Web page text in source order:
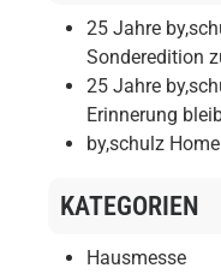
25 Jahre
Sonderedition
25 Jahre
Erinnerung
by,schulz
KATEGORIEN
Hausmesse